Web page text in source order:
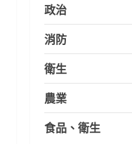
政治
消防
衛生
農業
食品、衛生